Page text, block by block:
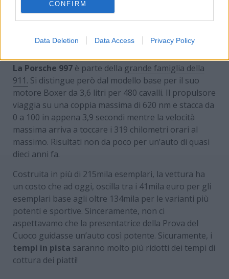
CONFIRM
Data Deletion Data Access Privacy Policy
La Porsche della Clerici: un missile! –
www.MotoriNews24.com
La Porsche 997 è parte della grande famiglia della
911. Si distingue però dal modello base per il suo
motore Boxer da 3,6 litri per 480 cavalli. Il propulsore
viaggia su una coppia massima di 620 nm e stacca da
0 a 100 in appena 3,9 secondi mentre la velocità
massima arriva a toccare i 319 chilometri orari al
massimo. Risultati non da poco per un’auto di quasi
dieci anni fa.
Costruita in più di 215mila esemplari, la vettura ha
un costo che ad oggi, oscilla tra i 41mila euro per gli
esemplari base agli oltre 134mila per le varianti più
potenti e sportive. Sinceramente, non ci
aspettavamo che la presentatrice della Prova del
Cuoco guidasse un’auto così potente. Sicuramente, i
tempi in pista saranno molto più ridotti dei tempi di
cottura dei piatti!